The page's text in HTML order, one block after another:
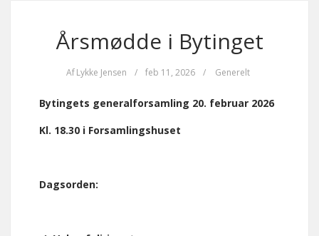
Årsmødde i Bytinget
Af Lykke Jensen / feb 11, 2026 / Generelt
Bytingets generalforsamling 20. februar 2026
Kl. 18.30 i Forsamlingshuset
Dagsorden: